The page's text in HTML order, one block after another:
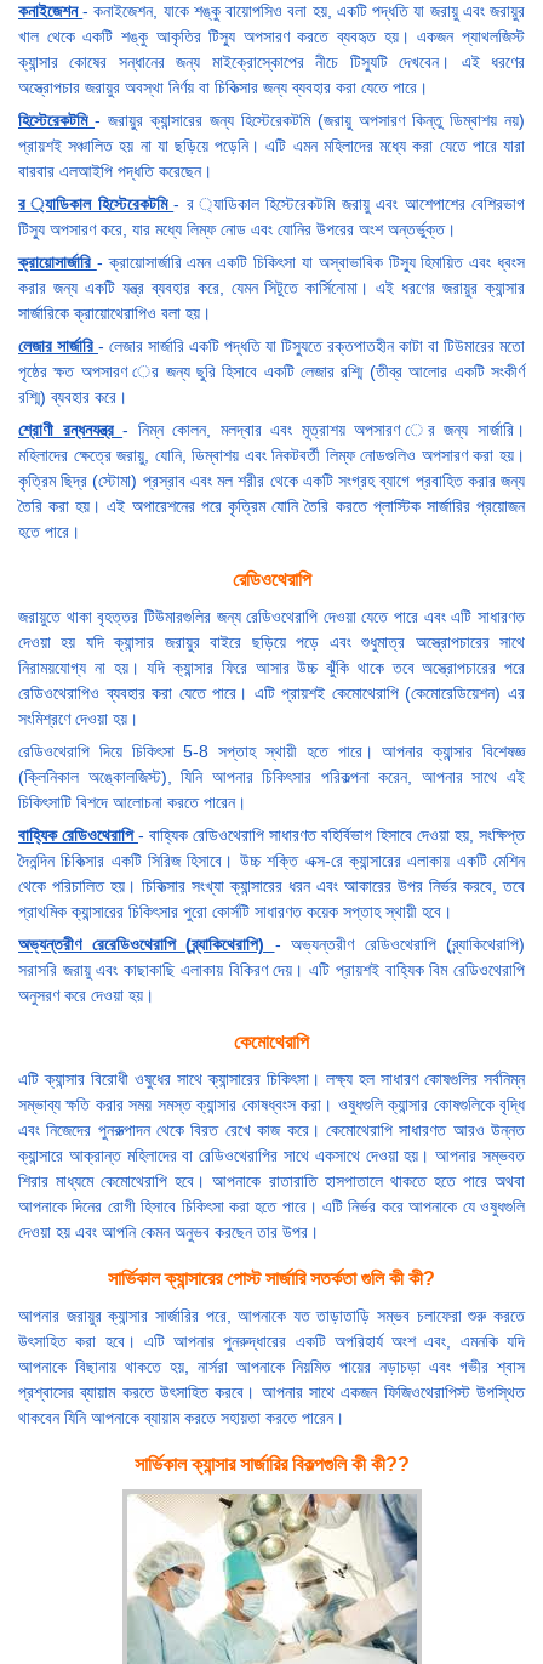
কনাইজেশন- কনাইজেশন, যাকে শঙ্কু বায়োপসিও বলা হয়, একটি পদ্ধতি যা জরায়ু এবং জরায়ুর
খাল থেকে একটি শঙ্কু আকৃতির টিস্যু অপসারণ করতে ব্যবহৃত হয়। একজন প্যাথলজিস্ট
ক্যান্সার কোষের সন্ধানের জন্য মাইক্রোস্কোপের নীচে টিস্যুটি দেখবেন। এই ধরণের
অস্ত্রোপচার জরায়ুর অবস্থা নির্ণয় বা চিকিত্সার জন্য ব্যবহার করা যেতে পারে।
হিস্টেরেকটমি - জরায়ুর ক্যান্সারের জন্য হিস্টেরেকটমি (জরায়ু অপসারণ কিন্তু ডিম্বাশয় নয়)
প্রায়শই সঞ্চালিত হয় না যা ছড়িয়ে পড়েনি। এটি এমন মহিলাদের মধ্যে করা যেতে পারে যারা
বারবার এলআইপি পদ্ধতি করেছেন।
র ্যাডিকাল হিস্টেরেকটমি- র ্যাডিকাল হিস্টেরেকটমি জরায়ু এবং আশেপাশের বেশিরভাগ
টিস্যু অপসারণ করে, যার মধ্যে লিম্ফ নোড এবং যোনির উপরের অংশ অন্তর্ভুক্ত।
ক্রায়োসার্জারি - ক্রায়োসার্জারি এমন একটি চিকিৎসা যা অস্বাভাবিক টিস্যু হিমায়িত এবং ধ্বংস
করার জন্য একটি যন্ত্র ব্যবহার করে, যেমন সিটুতে কার্সিনোমা। এই ধরণের জরায়ুর ক্যান্সার
সার্জারিকে ক্রায়োথেরাপিও বলা হয়।
লেজার সার্জারি - লেজার সার্জারি একটি পদ্ধতি যা টিস্যুতে রক্তপাতহীন কাটা বা টিউমারের মতো
পৃষ্ঠের ক্ষত অপসারণ ের জন্য ছুরি হিসাবে একটি লেজার রশ্মি (তীব্র আলোর একটি সংকীর্ণ
রশ্মি) ব্যবহার করে।
শ্রোণী রন্ধনযন্ত্র- নিম্ন কোলন, মলদ্বার এবং মূত্রাশয় অপসারণ ের জন্য সার্জারি।
মহিলাদের ক্ষেত্রে জরায়ু, যোনি, ডিম্বাশয় এবং নিকটবর্তী লিম্ফ নোডগুলিও অপসারণ করা হয়।
কৃত্রিম ছিদ্র (স্টোমা) প্রস্রাব এবং মল শরীর থেকে একটি সংগ্রহ ব্যাগে প্রবাহিত করার জন্য
তৈরি করা হয়। এই অপারেশনের পরে কৃত্রিম যোনি তৈরি করতে প্লাস্টিক সার্জারির প্রয়োজন
হতে পারে।
রেডিওথেরাপি
জরায়ুতে থাকা বৃহত্তর টিউমারগুলির জন্য রেডিওথেরাপি দেওয়া যেতে পারে এবং এটি সাধারণত
দেওয়া হয় যদি ক্যান্সার জরায়ুর বাইরে ছড়িয়ে পড়ে এবং শুধুমাত্র অস্ত্রোপচারের সাথে
নিরাময়যোগ্য না হয়। যদি ক্যান্সার ফিরে আসার উচ্চ ঝুঁকি থাকে তবে অস্ত্রোপচারের পরে
রেডিওথেরাপিও ব্যবহার করা যেতে পারে। এটি প্রায়শই কেমোথেরাপি (কেমোরেডিয়েশন) এর
সংমিশ্রণে দেওয়া হয়।
রেডিওথেরাপি দিয়ে চিকিৎসা 5-8 সপ্তাহ স্থায়ী হতে পারে। আপনার ক্যান্সার বিশেষজ্ঞ
(ক্লিনিকাল অঙ্কোলজিস্ট), যিনি আপনার চিকিৎসার পরিকল্পনা করেন, আপনার সাথে এই
চিকিৎসাটি বিশদে আলোচনা করতে পারেন।
বাহ্যিক রেডিওথেরাপি- বাহ্যিক রেডিওথেরাপি সাধারণত বহির্বিভাগ হিসাবে দেওয়া হয়, সংক্ষিপ্ত
দৈনন্দিন চিকিত্সার একটি সিরিজ হিসাবে। উচ্চ শক্তি এক্স-রে ক্যান্সারের এলাকায় একটি মেশিন
থেকে পরিচালিত হয়। চিকিত্সার সংখ্যা ক্যান্সারের ধরন এবং আকারের উপর নির্ভর করবে, তবে
প্রাথমিক ক্যান্সারের চিকিৎসার পুরো কোর্সটি সাধারণত কয়েক সপ্তাহ স্থায়ী হবে।
অভ্যন্তরীণ রেরেডিওথেরাপি (ব্র্যাকিথেরাপি) - অভ্যন্তরীণ রেডিওথেরাপি (ব্র্যাকিথেরাপি)
সরাসরি জরায়ু এবং কাছাকাছি এলাকায় বিকিরণ দেয়। এটি প্রায়শই বাহ্যিক বিম রেডিওথেরাপি
অনুসরণ করে দেওয়া হয়।
কেমোথেরাপি
এটি ক্যান্সার বিরোধী ওষুধের সাথে ক্যান্সারের চিকিৎসা। লক্ষ্য হল সাধারণ কোষগুলির সর্বনিম্ন
সম্ভাব্য ক্ষতি করার সময় সমস্ত ক্যান্সার কোষধ্বংস করা। ওষুধগুলি ক্যান্সার কোষগুলিকে বৃদ্ধি
এবং নিজেদের পুনরুত্পাদন থেকে বিরত রেখে কাজ করে। কেমোথেরাপি সাধারণত আরও উন্নত
ক্যান্সারে আক্রান্ত মহিলাদের বা রেডিওথেরাপির সাথে একসাথে দেওয়া হয়। আপনার সম্ভবত
শিরার মাধ্যমে কেমোথেরাপি হবে। আপনাকে রাতারাতি হাসপাতালে থাকতে হতে পারে অথবা
আপনাকে দিনের রোগী হিসাবে চিকিৎসা করা হতে পারে। এটি নির্ভর করে আপনাকে যে ওষুধগুলি
দেওয়া হয় এবং আপনি কেমন অনুভব করছেন তার উপর।
সার্ভিকাল ক্যান্সারের পোস্ট সার্জারি সতর্কতা গুলি কী কী?
আপনার জরায়ুর ক্যান্সার সার্জারির পরে, আপনাকে যত তাড়াতাড়ি সম্ভব চলাফেরা শুরু করতে
উৎসাহিত করা হবে। এটি আপনার পুনরুদ্ধারের একটি অপরিহার্য অংশ এবং, এমনকি যদি
আপনাকে বিছানায় থাকতে হয়, নার্সরা আপনাকে নিয়মিত পায়ের নড়াচড়া এবং গভীর শ্বাস
প্রশ্বাসের ব্যায়াম করতে উৎসাহিত করবে। আপনার সাথে একজন ফিজিওথেরাপিস্ট উপস্থিত
থাকবেন যিনি আপনাকে ব্যায়াম করতে সহায়তা করতে পারেন।
সার্ভিকাল ক্যান্সার সার্জারির বিকল্পগুলি কী কী??